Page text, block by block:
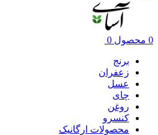
0 محصول 0
برنج
زعفران
عسل
چای
روغن
کنسرو
محصولات ارگانیک